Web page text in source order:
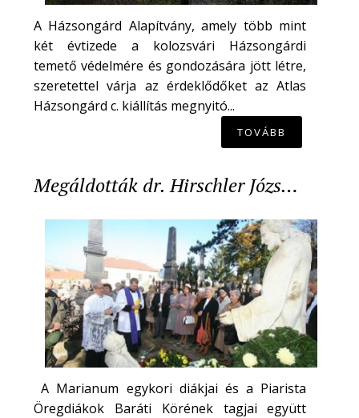
A Házsongárd Alapítvány, amely több mint
két évtizede a kolozsvári Házsongárdi
temető védelmére és gondozására jött létre,
szeretettel várja az érdeklődőket az Atlas
Házsongárd c. kiállítás megnyitó...
TOVÁBB
Megáldották dr. Hirschler Józs…
A Marianum egykori diákjai és a Piarista
Öregdiákok Baráti Körének tagjai együtt